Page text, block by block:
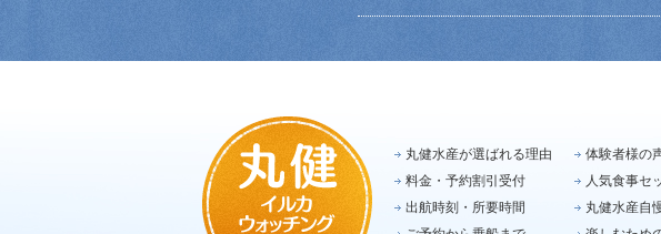
丸健水産が選ばれる理由
料金・予約割引受付
出航時刻・所要時間
体験者様の
人気食事セ
丸健水産自